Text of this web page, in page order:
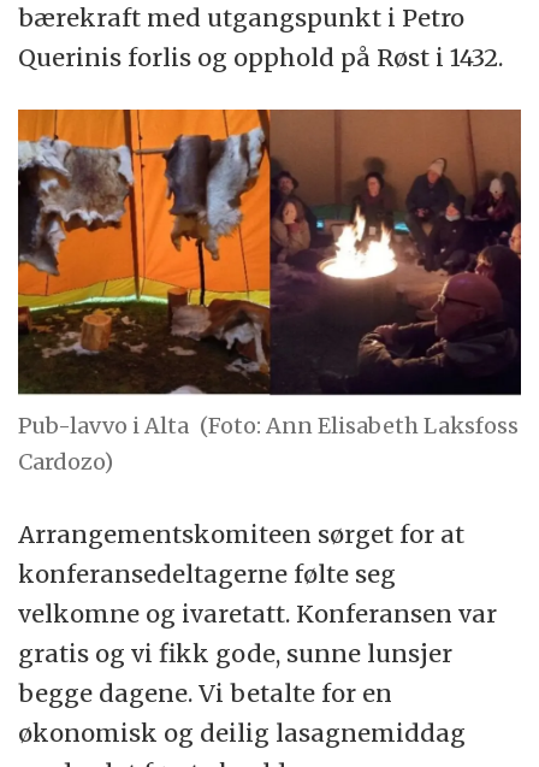
bærekraft med utgangspunkt i Petro
Querinis forlis og opphold på Røst i 1432.
Pub-lavvo i Alta (Foto: Ann Elisabeth Laksfoss
Cardozo)
Arrangementskomiteen sørget for at
konferansedeltagerne følte seg
velkomne og ivaretatt. Konferansen var
gratis og vi fikk gode, sunne lunsjer
begge dagene. Vi betalte for en
økonomisk og deilig lasagnemiddag